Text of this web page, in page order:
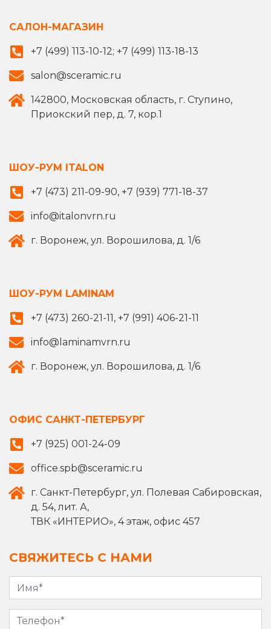
САЛОН-МАГАЗИН
+7 (499) 113-10-12; +7 (499) 113-18-13
salon@sceramic.ru
142800, Московская область, г. Ступино,
Приокский пер, д. 7, кор.1
ШОУ-РУМ ITALON
+7 (473) 211-09-90, +7 (939) 771-18-37
info@italonvrn.ru
г. Воронеж, ул. Ворошилова, д. 1/6
ШОУ-РУМ LAMINAM
+7 (473) 260-21-11, +7 (991) 406-21-11
info@laminamvrn.ru
г. Воронеж, ул. Ворошилова, д. 1/6
ОФИС САНКТ-ПЕТЕРБУРГ
+7 (925) 001-24-09
office.spb@sceramic.ru
г. Санкт-Петербург, ул. Полевая Сабировская,
д. 54, лит. А,
ТВК «ИНТЕРИО», 4 этаж, офис 457
СВЯЖИТЕСЬ С НАМИ